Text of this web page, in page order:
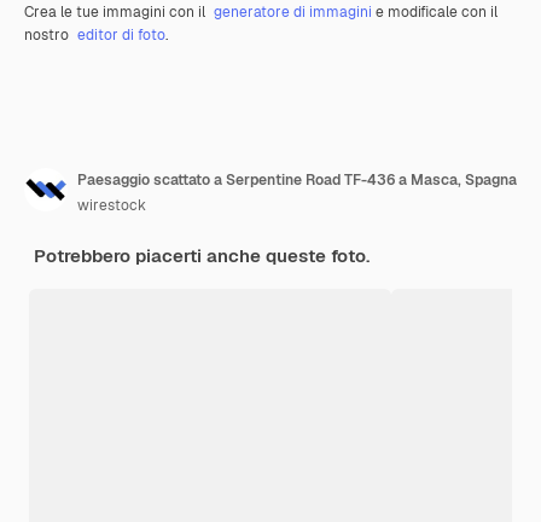
Crea le tue immagini con il generatore di immagini e modificale con il
nostro editor di foto.
Paesaggio scattato a Serpentine Road TF-436 a Masca, Spagna
wirestock
Potrebbero piacerti anche queste foto.